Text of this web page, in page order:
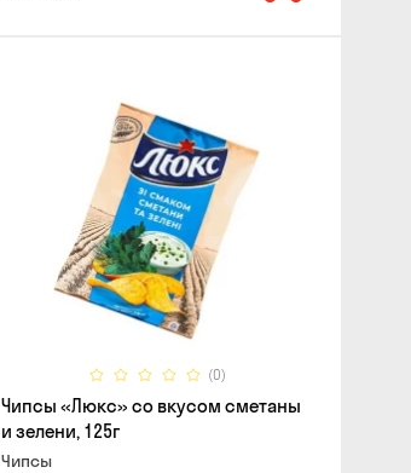
(0)
Чипсы «Люкс» со вкусом сметаны
и зелени, 125г
Чипсы